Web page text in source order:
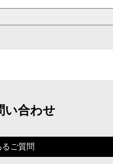
い合わせ
るご質問